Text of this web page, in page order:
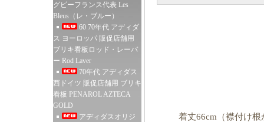
グビーフランス代表 Les
Bleus（レ・ブルー）
60 70年代 アディダ
ス ヨーロッパ 販促店舗用
ブリキ看板ロッド・レーバ
ー Rod Laver
70年代 アディダス
西ドイツ 販促店舗用 ブリキ
看板 PENAROL AZTECA
GOLD
アディダスオリジ
着丈66cm（襟付け